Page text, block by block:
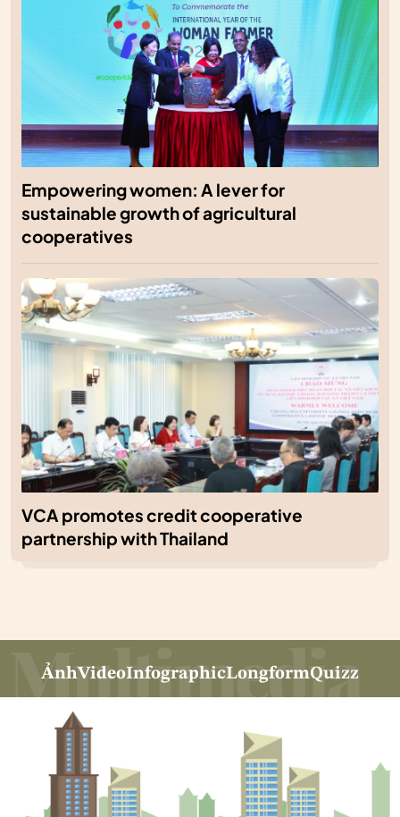
Empowering women: A lever for
sustainable growth of agricultural
cooperatives
VCA promotes credit cooperative
partnership with Thailand
ẢnhVideoInfographicLongformQuizz